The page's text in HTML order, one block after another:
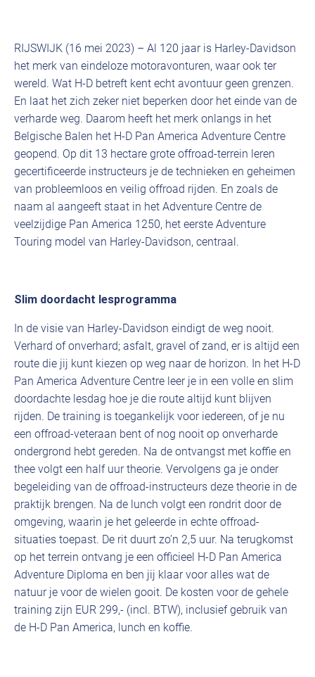
RIJSWIJK (16 mei 2023) – Al 120 jaar is Harley-Davidson
het merk van eindeloze motoravonturen, waar ook ter
wereld. Wat H-D betreft kent echt avontuur geen grenzen.
En laat het zich zeker niet beperken door het einde van de
verharde weg. Daarom heeft het merk onlangs in het
Belgische Balen het H-D Pan America Adventure Centre
geopend. Op dit 13 hectare grote offroad-terrein leren
gecertificeerde instructeurs je de technieken en geheimen
van probleemloos en veilig offroad rijden. En zoals de
naam al aangeeft staat in het Adventure Centre de
veelzijdige Pan America 1250, het eerste Adventure
Touring model van Harley-Davidson, centraal.
Slim doordacht lesprogramma
In de visie van Harley-Davidson eindigt de weg nooit.
Verhard of onverhard; asfalt, gravel of zand, er is altijd een
route die jij kunt kiezen op weg naar de horizon. In het H-D
Pan America Adventure Centre leer je in een volle en slim
doordachte lesdag hoe je die route altijd kunt blijven
rijden. De training is toegankelijk voor iedereen, of je nu
een offroad-veteraan bent of nog nooit op onverharde
ondergrond hebt gereden. Na de ontvangst met koffie en
thee volgt een half uur theorie. Vervolgens ga je onder
begeleiding van de offroad-instructeurs deze theorie in de
praktijk brengen. Na de lunch volgt een rondrit door de
omgeving, waarin je het geleerde in echte offroad-
situaties toepast. De rit duurt zo’n 2,5 uur. Na terugkomst
op het terrein ontvang je een officieel H-D Pan America
Adventure Diploma en ben jij klaar voor alles wat de
natuur je voor de wielen gooit. De kosten voor de gehele
training zijn EUR 299,- (incl. BTW), inclusief gebruik van
de H-D Pan America, lunch en koffie.